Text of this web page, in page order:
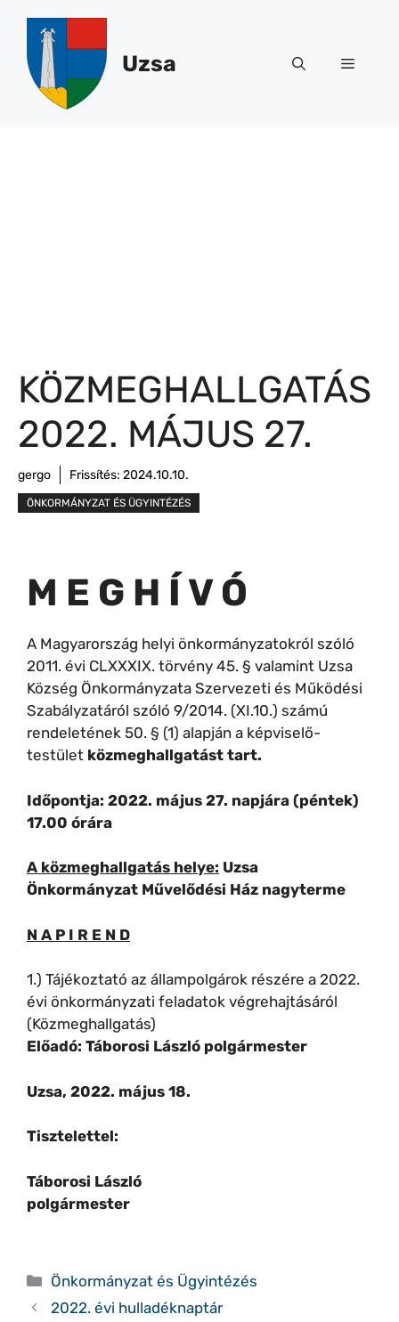
tartalomba
Uzsa Menü
KÖZMEGHALLGATÁS
2022. MÁJUS 27.
gergo Frissítés: 2024.10.10.
ÖNKORMÁNYZAT ÉS ÜGYINTÉZÉS
M E G H Í V Ó
A Magyarország helyi önkormányzatokról szóló
2011. évi CLXXXIX. törvény 45. § valamint Uzsa
Község Önkormányzata Szervezeti és Működési
Szabályzatáról szóló 9/2014. (XI.10.) számú
rendeletének 50. § (1) alapján a képviselő-
testület közmeghallgatást tart.
Időpontja: 2022. május 27. napjára (péntek)
17.00 órára
A közmeghallgatás helye: Uzsa
Önkormányzat Művelődési Ház nagyterme
N A P I R E N D
1.) Tájékoztató az állampolgárok részére a 2022.
évi önkormányzati feladatok végrehajtásáról
(Közmeghallgatás)
Előadó: Táborosi László polgármester
Uzsa, 2022. május 18.
Tisztelettel:
Táborosi László
polgármester
Kategória
Önkormányzat és Ügyintézés
2022. évi hulladéknaptár